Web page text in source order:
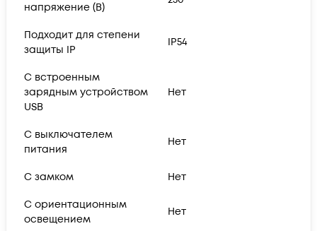
напряжение (В)
Подходит для степени
защиты IP
IP54
С встроенным
зарядным устройством
USB
Нет
С выключателем
питания
Нет
С замком Нет
С ориентационным
освещением
Нет